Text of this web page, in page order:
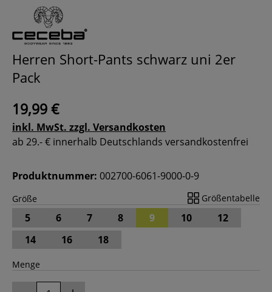
Herren Short-Pants schwarz uni 2er
Pack
19,99 €
inkl. MwSt. zzgl. Versandkosten
ab 29.- € innerhalb Deutschlands versandkostenfrei
Produktnummer: 002700-6061-9000-0-9
Größe Größentabelle
5 6 7 8 9 10
12
14
16 18
Menge